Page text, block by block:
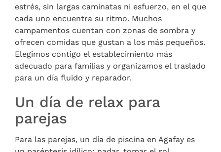
estrés, sin largas caminatas ni esfuerzo, en el que
cada uno encuentra su ritmo. Muchos
campamentos cuentan con zonas de sombra y
ofrecen comidas que gustan a los más pequeños.
Elegimos contigo el establecimiento más
adecuado para familias y organizamos el traslado
para un día fluido y reparador.
Un día de relax para
parejas
Para las parejas, un día de piscina en Agafay es